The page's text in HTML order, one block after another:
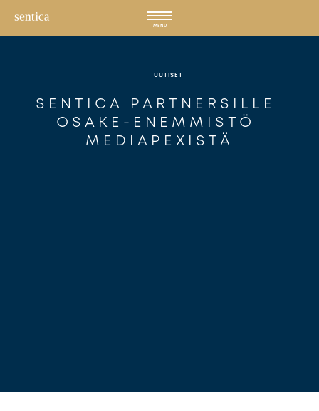
sisältöön
MENU
SENTICA PARTNERSILLE
OSAKE-ENEMMISTÖ
MEDIAPEXISTÄ
UUTISET